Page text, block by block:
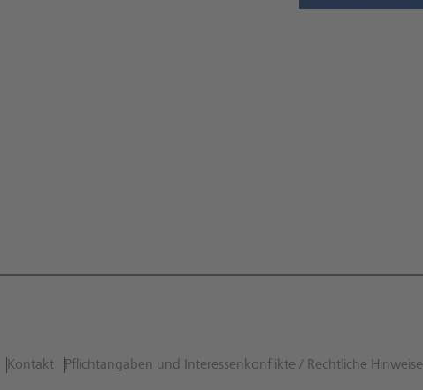
Kontakt Pflichtangaben und Interessenkonflikte / Rechtliche Hinweise